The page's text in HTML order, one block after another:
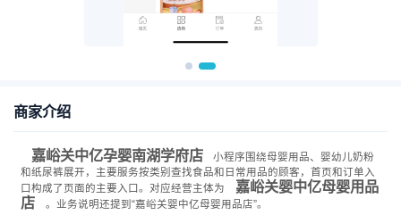
商家介绍
嘉峪关中亿孕婴南湖学府店
小程序围绕母婴用品、婴幼儿奶粉
和纸尿裤展开，主要服务按类别查找食品和日常用品的顾客，首页和订单入
口构成了页面的主要入口。对应经营主体为
嘉峪关婴中亿母婴用品
店
。业务说明还提到“嘉峪关婴中亿母婴用品店”。